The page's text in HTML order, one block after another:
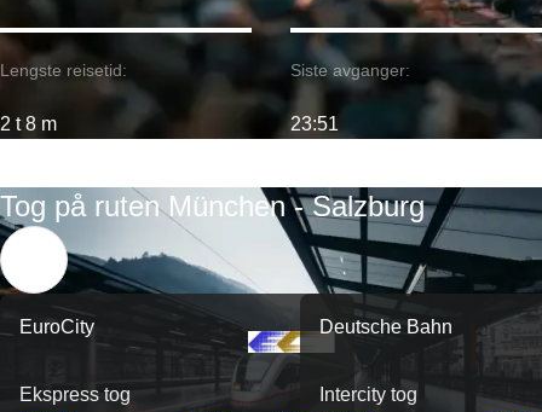
Lengste reisetid:
2 t 8 m
Siste avganger:
23:51
Tog på ruten München - Salzburg
EuroCity
Ekspress tog
Deutsche Bahn
Intercity tog